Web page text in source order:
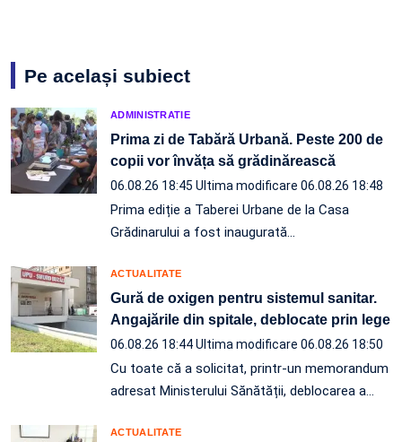
Pe același subiect
ADMINISTRATIE
Prima zi de Tabără Urbană. Peste 200 de
copii vor învăța să grădinărească
06.08.26 18:45 Ultima modificare 06.08.26 18:48
Prima ediție a Taberei Urbane de la Casa
Grădinarului a fost inaugurată…
ACTUALITATE
Gură de oxigen pentru sistemul sanitar.
Angajările din spitale, deblocate prin lege
06.08.26 18:44Ultima modificare 06.08.26 18:50
Cu toate că a solicitat, printr-un memorandum
adresat Ministerului Sănătății, deblocarea a…
ACTUALITATE